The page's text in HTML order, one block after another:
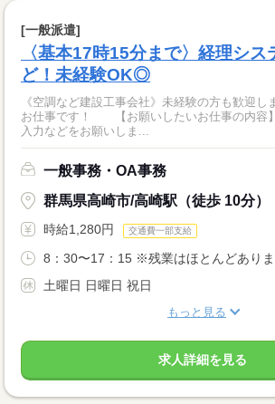
[一般派遣]
〈基本17時15分まで〉経理シス
ど！未経験OK◎
《空調など建設工事会社》未経験の方も歓迎し
お仕事です！ 【お願いしたいお仕事の内容
入力などをお願いしま...
一般事務・OA事務
群馬県高崎市/高崎駅（徒歩 10分）
時給1,280円 交通費一部支給
8：30〜17：15 ※残業はほとんどありま
土曜日 日曜日 祝日
もっと見る
求人詳細を見る